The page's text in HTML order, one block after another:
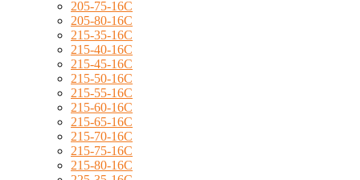
205-75-16C
205-80-16C
215-35-16C
215-40-16C
215-45-16C
215-50-16C
215-55-16C
215-60-16C
215-65-16C
215-70-16C
215-75-16C
215-80-16C